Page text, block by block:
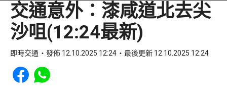
交通意外：漆咸道北去尖
沙咀(12:24最新)
即時交通 發佈 12.10.2025 12:24 最後更新 12.10.2025 12:24
Share to Facebook
Share to WhatsApp